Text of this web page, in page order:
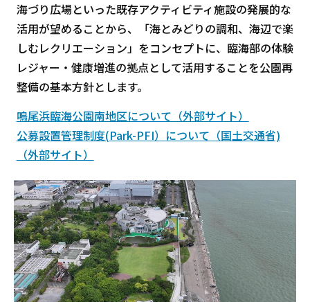
海づり広場といった既存アクティビティ施設の発展的な
活用が望めることから、「海とみどりの調和、海辺で楽
しむレクリエーション」をコンセプトに、臨海部の体験
レジャー・健康増進の拠点として活用することを公園再
整備の基本方針とします。
鳴尾浜臨海公園南地区について（外部サイト）
公募設置管理制度(Park-PFI）について（国土交通省)
（外部サイト）